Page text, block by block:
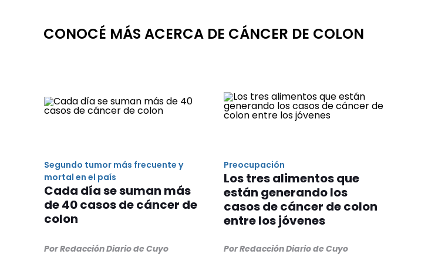
CONOCÉ MÁS ACERCA DE CÁNCER DE COLON
Segundo tumor más frecuente y
mortal en el país
Cada día se suman más
de 40 casos de cáncer de
colon
Por Redacción Diario de Cuyo
Preocupación
Los tres alimentos que
están generando los
casos de cáncer de colon
entre los jóvenes
Por Redacción Diario de Cuyo